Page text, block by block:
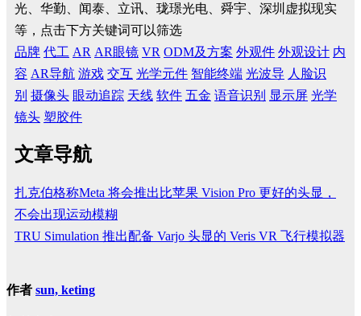
光、华勤、闻泰、立讯、珑璟光电、舜宇、深圳虚拟现实
等，点击下方关键词可以筛选
品牌 代工 AR AR眼镜 VR ODM及方案 外观件 外观设计 内
容 AR导航 游戏 交互 光学元件 智能终端 光波导 人脸识
别 摄像头 眼动追踪 天线 软件 五金 语音识别 显示屏 光学
镜头 塑胶件
文章导航
扎克伯格称Meta 将会推出比苹果 Vision Pro 更好的头显，
不会出现运动模糊
TRU Simulation 推出配备 Varjo 头显的 Veris VR 飞行模拟器
作者 sun, keting